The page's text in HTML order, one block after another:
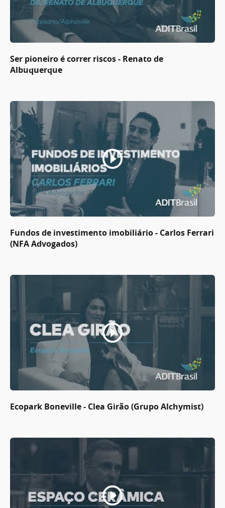
Ser pioneiro é correr riscos - Renato de
Albuquerque
Fundos de investimento imobiliário - Carlos Ferrari
(NFA Advogados)
Ecopark Boneville - Clea Girão (Grupo Alchymist)